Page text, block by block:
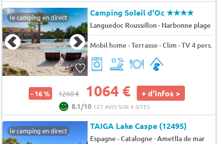
le camping en direct Camping Soleil d'Oc★★★★
Languedoc Roussillon- Narbonne plage
Mobil home - Terrasse - Clim - TV 4 pers.
- 16 % 1260 € 1064 € + d'infos >
8.1/10 127 AVIS SUR 4 SITES
le camping en direct TAIGA Lake Caspe (12495)
Espagne - Catalogne-Ametlla de mar